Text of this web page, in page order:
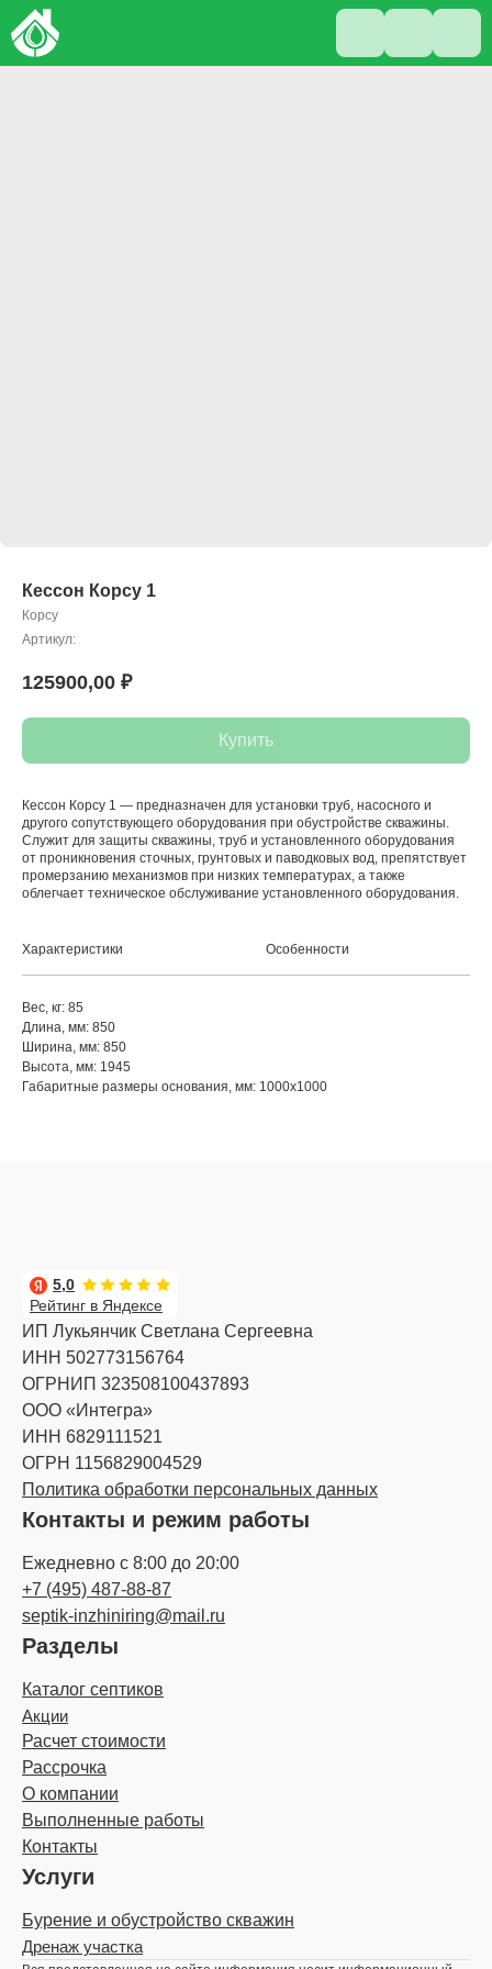
Кессон Корсу 1
Корсу
Артикул:
125900,00 ₽
Купить
Кессон Корсу 1 — предназначен для установки труб, насосного и
другого сопутствующего оборудования при обустройстве скважины.
Служит для защиты скважины, труб и установленного оборудования
от проникновения сточных, грунтовых и паводковых вод, препятствует
промерзанию механизмов при низких температурах, а также
облегчает техническое обслуживание установленного оборудования.
Характеристики Особенности
Вес, кг: 85
Длина, мм: 850
Ширина, мм: 850
Высота, мм: 1945
Габаритные размеры основания, мм: 1000x1000
Рейтинг в Яндексе
5,0
ИП Лукьянчик Светлана Сергеевна
ИНН 502773156764
ОГРНИП 323508100437893
ООО «Интегра»
ИНН 6829111521
ОГРН 1156829004529
Политика обработки персональных данных
Контакты и режим работы
Ежедневно с 8:00 до 20:00
+7 (495) 487-88-87
septik-inzhiniring@mail.ru
Разделы
Каталог септиков
Акции
Расчет стоимости
Рассрочка
О компании
Выполненные работы
Контакты
Услуги
Бурение и обустройство скважин
Дренаж участка